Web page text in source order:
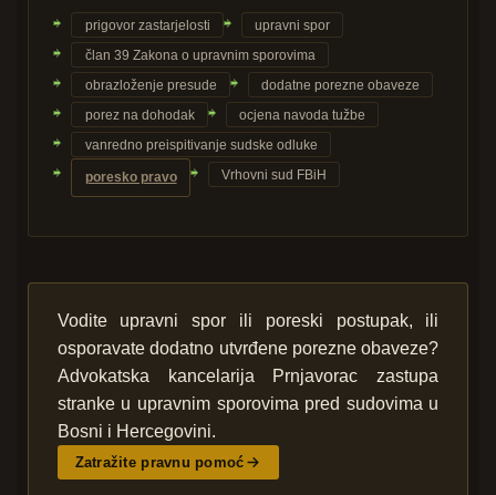
prigovor zastarjelosti
upravni spor
član 39 Zakona o upravnim sporovima
obrazloženje presude
dodatne porezne obaveze
porez na dohodak
ocjena navoda tužbe
vanredno preispitivanje sudske odluke
poresko pravo Vrhovni sud FBiH
Vodite upravni spor ili poreski postupak, ili
osporavate dodatno utvrđene porezne obaveze?
Advokatska kancelarija Prnjavorac zastupa
stranke u upravnim sporovima pred sudovima u
Bosni i Hercegovini.
Zatražite pravnu pomoć